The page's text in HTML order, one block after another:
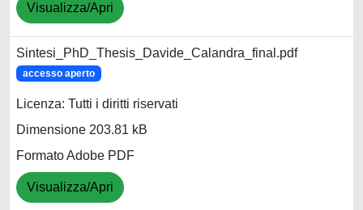
Visualizza/Apri
Sintesi_PhD_Thesis_Davide_Calandra_final.pdf
accesso aperto
Licenza: Tutti i diritti riservati
Dimensione 203.81 kB
Formato Adobe PDF
Visualizza/Apri